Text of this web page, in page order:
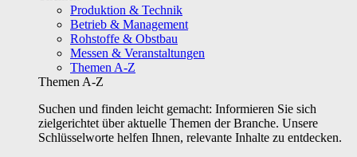
Produktion & Technik
Betrieb & Management
Rohstoffe & Obstbau
Messen & Veranstaltungen
Themen A-Z
Themen A-Z
Suchen und finden leicht gemacht: Informieren Sie sich
zielgerichtet über aktuelle Themen der Branche. Unsere
Schlüsselworte helfen Ihnen, relevante Inhalte zu entdecken.